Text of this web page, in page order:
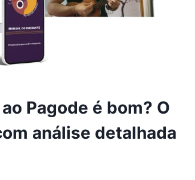
Pagode é bom? O
análise detalhada